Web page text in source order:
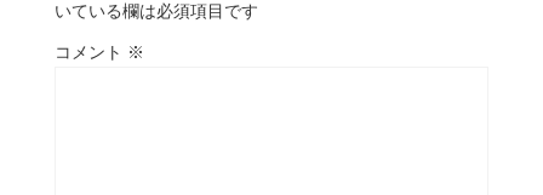
いている欄は必須項目です
コメント ※